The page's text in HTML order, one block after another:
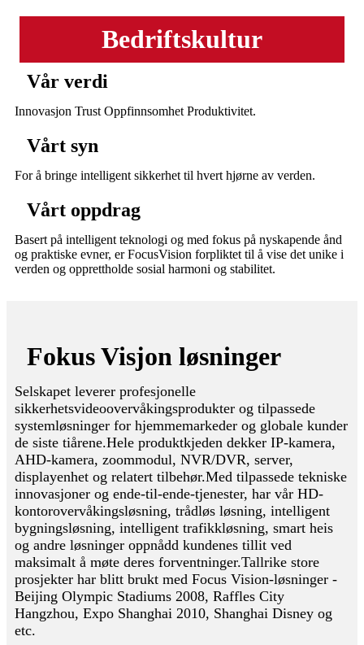
Bedriftskultur
Vår verdi
Innovasjon Trust Oppfinnsomhet Produktivitet.
Vårt syn
For å bringe intelligent sikkerhet til hvert hjørne av verden.
Vårt oppdrag
Basert på intelligent teknologi og med fokus på nyskapende ånd
og praktiske evner, er FocusVision forpliktet til å vise det unike i
verden og opprettholde sosial harmoni og stabilitet.
Fokus Visjon løsninger
Selskapet leverer profesjonelle
sikkerhetsvideoovervåkingsprodukter og tilpassede
systemløsninger for hjemmemarkeder og globale kunder
de siste tiårene.Hele produktkjeden dekker IP-kamera,
AHD-kamera, zoommodul, NVR/DVR, server,
displayenhet og relatert tilbehør.Med tilpassede tekniske
innovasjoner og ende-til-ende-tjenester, har vår HD-
kontorovervåkingsløsning, trådløs løsning, intelligent
bygningsløsning, intelligent trafikkløsning, smart heis
og andre løsninger oppnådd kundenes tillit ved
maksimalt å møte deres forventninger.Tallrike store
prosjekter har blitt brukt med Focus Vision-løsninger -
Beijing Olympic Stadiums 2008, Raffles City
Hangzhou, Expo Shanghai 2010, Shanghai Disney og
etc.